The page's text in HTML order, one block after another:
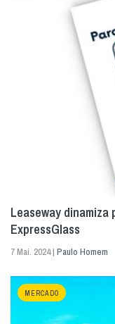
Leaseway
ExpressGlass
7 Mai. 2024 | Paulo Homem
MERCADO